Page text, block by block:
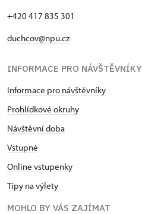
+420 417 835 301
duchcov@npu.cz
INFORMACE PRO NÁVŠTĚVNÍKY
Informace pro návštěvníky
Prohlídkové okruhy
Návštěvní doba
Vstupné
Online vstupenky
Tipy na výlety
MOHLO BY VÁS ZAJÍMAT